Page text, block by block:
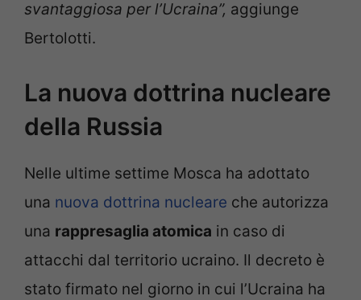
svantaggiosa per l’Ucraina”, aggiunge
Bertolotti.
La nuova dottrina nucleare
della Russia
Nelle ultime settime Mosca ha adottato
una nuova dottrina nucleare che autorizza
una rappresaglia atomica in caso di
attacchi dal territorio ucraino. Il decreto è
stato firmato nel giorno in cui l’Ucraina ha